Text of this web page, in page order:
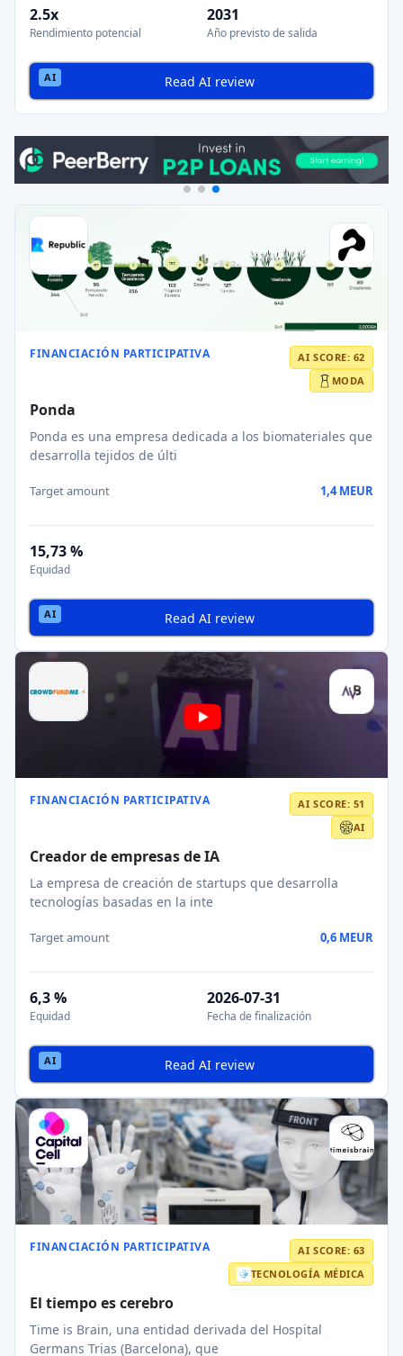
2.5x
Rendimiento potencial
2031
Año previsto de salida
Read AI review
FINANCIACIÓN PARTICIPATIVA
AI SCORE: 62
MODA
Ponda
Ponda es una empresa dedicada a los biomateriales que
desarrolla tejidos de últi
Target amount 1,4 MEUR
15,73 %
Equidad
Read AI review
FINANCIACIÓN PARTICIPATIVA
AI SCORE: 51
AI
Creador de empresas de IA
La empresa de creación de startups que desarrolla
tecnologías basadas en la inte
Target amount 0,6 MEUR
6,3 %
Equidad
2026-07-31
Fecha de finalización
Read AI review
FINANCIACIÓN PARTICIPATIVA
AI SCORE: 63
TECNOLOGÍA MÉDICA
El tiempo es cerebro
Time is Brain, una entidad derivada del Hospital
Germans Trias (Barcelona), que